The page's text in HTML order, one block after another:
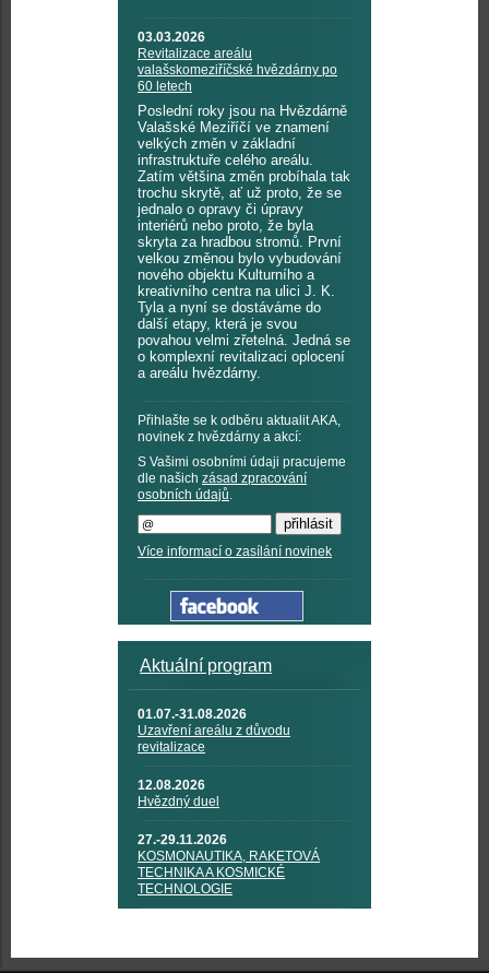
03.03.2026
Revitalizace areálu
valašskomeziříčské hvězdárny po
60 letech
Poslední roky jsou na Hvězdárně
Valašské Meziříčí ve znamení
velkých změn v základní
infrastruktuře celého areálu.
Zatím většina změn probíhala tak
trochu skrytě, ať už proto, že se
jednalo o opravy či úpravy
interiérů nebo proto, že byla
skryta za hradbou stromů. První
velkou změnou bylo vybudování
nového objektu Kulturního a
kreativního centra na ulici J. K.
Tyla a nyní se dostáváme do
další etapy, která je svou
povahou velmi zřetelná. Jedná se
o komplexní revitalizaci oplocení
a areálu hvězdárny.
Přihlašte se k odběru aktualit AKA,
novinek z hvězdárny a akcí:
S Vašimi osobními údaji pracujeme
dle našich zásad zpracování
osobních údajů.
Více informací o zasílání novinek
Aktuální program
01.07.-31.08.2026
Uzavření areálu z důvodu
revitalizace
12.08.2026
Hvězdný duel
27.-29.11.2026
KOSMONAUTIKA, RAKETOVÁ
TECHNIKA A KOSMICKÉ
TECHNOLOGIE